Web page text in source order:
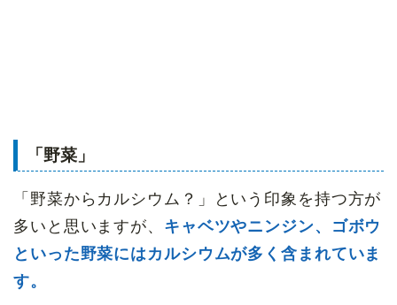
「野菜」
「野菜からカルシウム？」という印象を持つ方が
多いと思いますが、 キャベツやニンジン、ゴボウ
といった野菜にはカルシウムが多く含まれていま
す。